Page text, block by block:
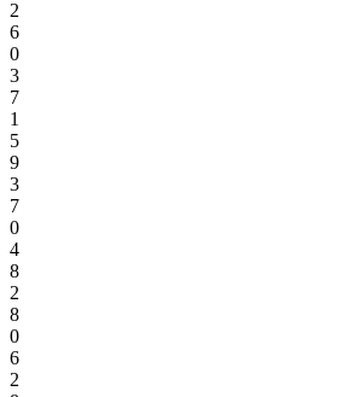
2
6
0
3
7
1
5
9
3
7
0
4
8
2
8
0
6
2